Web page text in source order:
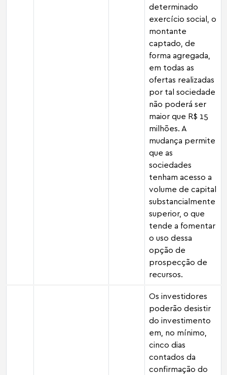
determinado
exercício social, o
montante
captado, de
forma agregada,
em todas as
ofertas realizadas
por tal sociedade
não poderá ser
maior que R$ 15
milhões. A
mudança permite
que as
sociedades
tenham acesso a
volume de capital
substancialmente
superior, o que
tende a fomentar
o uso dessa
opção de
prospecção de
recursos.
Os investidores
poderão desistir
do investimento
em, no mínimo,
cinco dias
contados da
confirmação do